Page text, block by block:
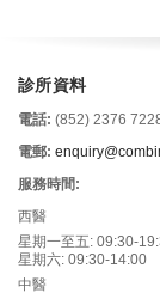
診所資料
電話: (852) 2376
電郵:
服務時間:
西醫
星期一至五: 09:30-
星期六: 09:30-14:00
中醫